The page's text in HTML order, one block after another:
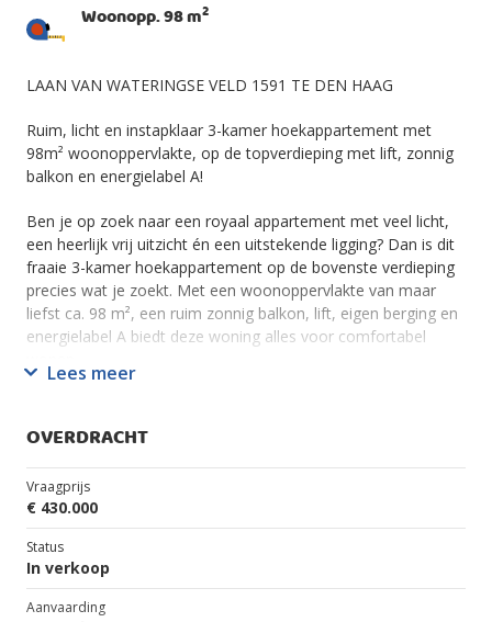
Woonopp. 98 m2
LAAN VAN WATERINGSE VELD 1591 TE DEN HAAG
Ruim, licht en instapklaar 3-kamer hoekappartement met
98m² woonoppervlakte, op de topverdieping met lift, zonnig
balkon en energielabel A!
Ben je op zoek naar een royaal appartement met veel licht,
een heerlijk vrij uitzicht én een uitstekende ligging? Dan is dit
fraaie 3-kamer hoekappartement op de bovenste verdieping
precies wat je zoekt. Met een woonoppervlakte van maar
liefst ca. 98 m², een ruim zonnig balkon, lift, eigen berging en
energielabel A biedt deze woning alles voor comfortabel
prachtige lichtinval en een ruimtelijk gevoel. Vanuit de
uitzicht over de groene omgeving. Dankzij de hoekligging
profiteer je bovendien van extra privacy en veel natuurlijk
daglicht.
De woning ligt in een kleinschalig en goed onderhouden
appartementencomplex in de geliefde wijk Wateringse Veld.
In de directe omgeving vind je diverse winkels, supermarkten,
Lees meer
OVERDRACHT
Vraagprijs
€ 430.000
Status
In verkoop
Aanvaarding